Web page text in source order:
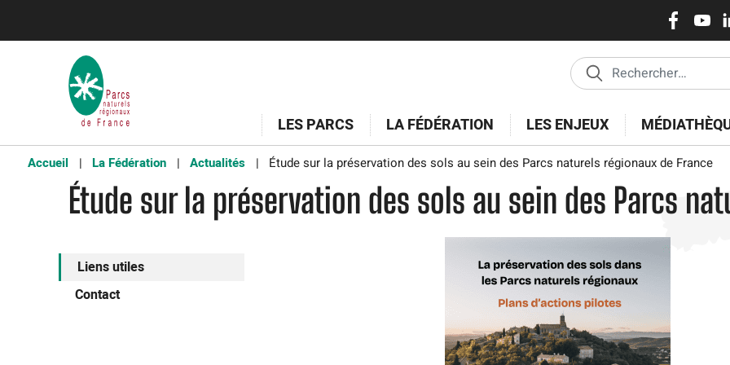
principal
Réseaux
sociaux
LES PARCS LA FÉDÉRATION LES ENJEUX
Accueil La Fédération Actualités Étude sur la préservation des sols au sein des Parcs naturels régionaux de France
Étude sur la préservation des sols au sein des Parcs
Liens utiles
Contact